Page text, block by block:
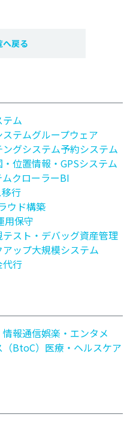
へ戻る
ム
テムグループウェア
ングシステム予約システム
位置情報・GPSシステム
クローラーBI
行
ウド構築
用保守
テスト・デバッグ資産管理
アップ大規模システム
代行
報通信娯楽・エンタメ
BtoC） 医療・ヘルスケア